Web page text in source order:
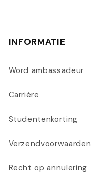
INFORMATIE
Word ambassadeur
Carrière
Studentenkorting
Verzendvoorwaarden
Recht op annulering